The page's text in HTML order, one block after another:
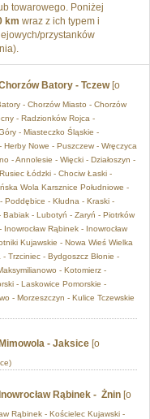
towarowego. Poniżej
km wraz z ich typem i
przystanków
Batory - Tczew[o
- Chorzów Miasto - Chorzów
- Radzionków Rojca -
- Miasteczko Śląskie -
Nowe - Puszczew - Wręczyca
- Annolesie - Więcki - Działoszyn -
Łódzki - Chociw Łaski -
Wola Karsznice Południowe -
- Kłudna - Kraski -
- Lubotyń - Zaryń - Piotrków
Rąbinek - Inowrocław
Kujawskie - Nowa Wieś Wielka
Trzciniec - Bydgoszcz Błonie -
- Kotomierz -
- Laskowice Pomorskie -
- Morzeszczyn - Kulice Tczewskie
- Jaksice [o
Rąbinek - Żnin [o
Rąbinek - Kościelec Kujawski -